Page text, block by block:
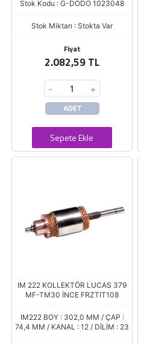
Stok Kodu : G-DODO 1023048
Stok Miktarı : Stokta Var
Fiyat
2.082,59 TL
- +
ADET
Sepete Ekle
IM 222 KOLLEKTÖR LUCAS 379
MF-TM30 İNCE FRZTIT108
IM222 BOY : 302,0 MM / ÇAP :
74,4 MM / KANAL : 12 / DİLİM : 23